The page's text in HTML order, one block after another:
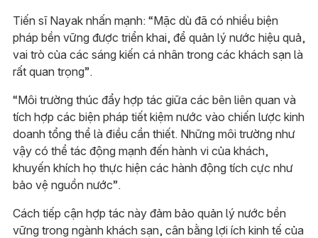
Tiến sĩ Nayak nhấn mạnh: “Mặc dù đã có nhiều biện
pháp bền vững được triển khai, để quản lý nước hiệu quả,
vai trò của các sáng kiến cá nhân trong các khách sạn là
rất quan trọng”.
“Môi trường thúc đẩy hợp tác giữa các bên liên quan và
tích hợp các biện pháp tiết kiệm nước vào chiến lược kinh
doanh tổng thể là điều cần thiết. Những môi trường như
vậy có thể tác động mạnh đến hành vi của khách,
khuyến khích họ thực hiện các hành động tích cực như
bảo vệ nguồn nước”.
Cách tiếp cận hợp tác này đảm bảo quản lý nước bền
vững trong ngành khách sạn, cân bằng lợi ích kinh tế của